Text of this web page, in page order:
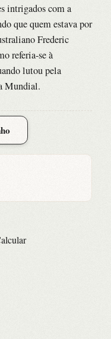
intrigados com a
que quem estava por
Frederic
referia-se à
lutou pela
Mundial.